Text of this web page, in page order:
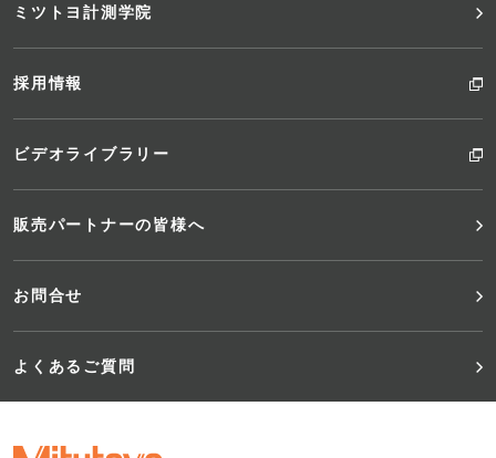
ミツトヨ計測学院
採用情報
ビデオライブラリー
販売パートナーの皆様へ
お問合せ
よくあるご質問